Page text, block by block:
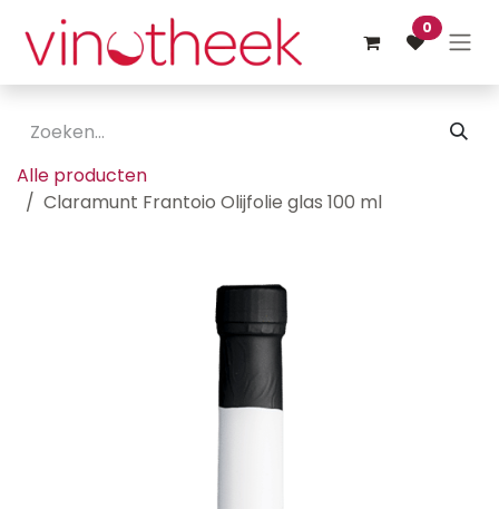
Overslaan naar inhoud
0
Alle producten
Claramunt Frantoio Olijfolie glas 100 ml